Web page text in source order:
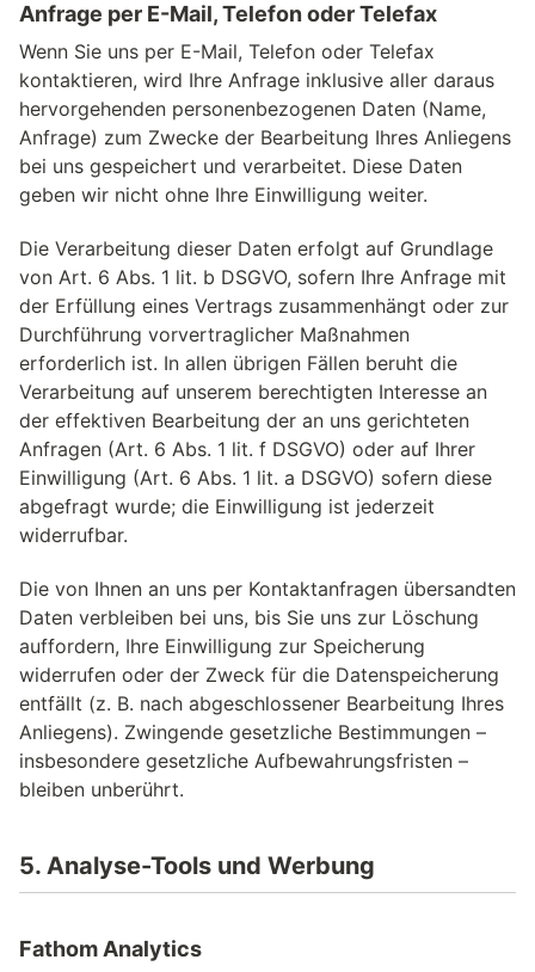
Anfrage per E-Mail, Telefon oder Telefax
Wenn Sie uns per E-Mail, Telefon oder Telefax
kontaktieren, wird Ihre Anfrage inklusive aller daraus
hervorgehenden personenbezogenen Daten (Name,
Anfrage) zum Zwecke der Bearbeitung Ihres Anliegens
bei uns gespeichert und verarbeitet. Diese Daten
geben wir nicht ohne Ihre Einwilligung weiter.
Die Verarbeitung dieser Daten erfolgt auf Grundlage
von Art. 6 Abs. 1 lit. b DSGVO, sofern Ihre Anfrage mit
der Erfüllung eines Vertrags zusammenhängt oder zur
Durchführung vorvertraglicher Maßnahmen
erforderlich ist. In allen übrigen Fällen beruht die
Verarbeitung auf unserem berechtigten Interesse an
der effektiven Bearbeitung der an uns gerichteten
Anfragen (Art. 6 Abs. 1 lit. f DSGVO) oder auf Ihrer
Einwilligung (Art. 6 Abs. 1 lit. a DSGVO) sofern diese
abgefragt wurde; die Einwilligung ist jederzeit
widerrufbar.
Die von Ihnen an uns per Kontaktanfragen übersandten
Daten verbleiben bei uns, bis Sie uns zur Löschung
auffordern, Ihre Einwilligung zur Speicherung
widerrufen oder der Zweck für die Datenspeicherung
entfällt (z. B. nach abgeschlossener Bearbeitung Ihres
Anliegens). Zwingende gesetzliche Bestimmungen –
insbesondere gesetzliche Aufbewahrungsfristen –
bleiben unberührt.
5. Analyse-Tools und Werbung
Fathom Analytics